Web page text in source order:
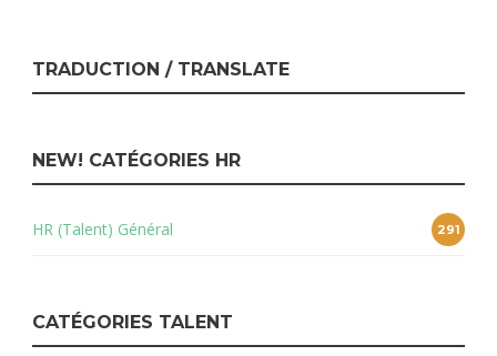
TRADUCTION / TRANSLATE
NEW! CATÉGORIES HR
HR (Talent) Général 291
CATÉGORIES TALENT